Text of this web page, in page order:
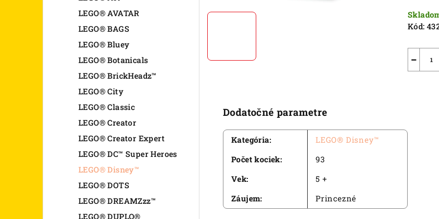
LEGO® AVATAR
LEGO® BAGS
LEGO® Bluey
LEGO® Botanicals
LEGO® BrickHeadz™
LEGO® City
LEGO® Classic
LEGO® Creator
LEGO® Creator Expert
LEGO® DC™ Super Heroes
LEGO® Disney™
LEGO® DOTS
LEGO® DREAMZzz™
LEGO® DUPLO®
cena:
Kód:
−
Dodatočné parametre
Kategória:
LEGO® Disney™
Počet kociek:
93
Vek:
5 +
Záujem: Princezné